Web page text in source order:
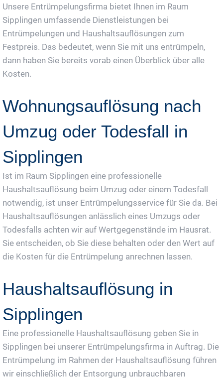
Unsere Entrümpelungsfirma bietet Ihnen im Raum
Sipplingen umfassende Dienstleistungen bei
Entrümpelungen und Haushaltsauflösungen zum
Festpreis. Das bedeutet, wenn Sie mit uns entrümpeln,
dann haben Sie bereits vorab einen Überblick über alle
Kosten.
Wohnungsauflösung nach
Umzug oder Todesfall in
Sipplingen
Ist im Raum Sipplingen eine professionelle
Haushaltsauflösung beim Umzug oder einem Todesfall
notwendig, ist unser Entrümpelungsservice für Sie da. Bei
Haushaltsauflösungen anlässlich eines Umzugs oder
Todesfalls achten wir auf Wertgegenstände im Hausrat.
Sie entscheiden, ob Sie diese behalten oder den Wert auf
die Kosten für die Entrümpelung anrechnen lassen.
Haushaltsauflösung in
Sipplingen
Eine professionelle Haushaltsauflösung geben Sie in
Sipplingen bei unserer Entrümpelungsfirma in Auftrag. Die
Entrümpelung im Rahmen der Haushaltsauflösung führen
wir einschließlich der Entsorgung unbrauchbaren